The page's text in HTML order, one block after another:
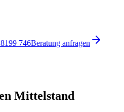
746Beratung anfragen
Mittelstand